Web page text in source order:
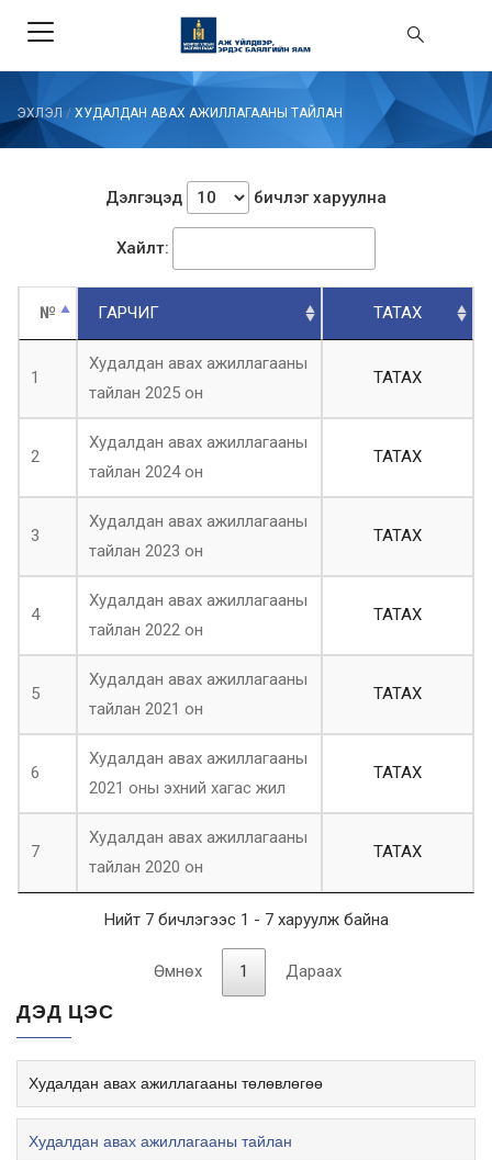
ЭХЛЭЛ / ХУДАЛДАН АВАХ АЖИЛЛАГААНЫ ТАЙЛАН
Дэлгэцэд бичлэг харуулна
Хайлт:
№ ГАРЧИГ ТАТАХ
1
Худалдан авах ажиллагааны
тайлан 2025 он
ТАТАХ
2
Худалдан авах ажиллагааны
тайлан 2024 он
ТАТАХ
3
Худалдан авах ажиллагааны
тайлан 2023 он
ТАТАХ
4
Худалдан авах ажиллагааны
тайлан 2022 он
ТАТАХ
5
Худалдан авах ажиллагааны
тайлан 2021 он
ТАТАХ
6
Худалдан авах ажиллагааны
2021 оны эхний хагас жил
ТАТАХ
7
Худалдан авах ажиллагааны
тайлан 2020 он
ТАТАХ
Нийт 7 бичлэгээс 1 - 7 харуулж байна
Өмнөх 1 Дараах
ДЭД ЦЭС
Худалдан авах ажиллагааны төлөвлөгөө
Худалдан авах ажиллагааны тайлан